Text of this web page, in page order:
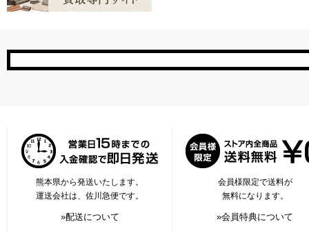
熊本県から発送いたします。
運送会社は、佐川急便です。
»配送について
会員様限定で送料が
無料になります。
»会員特典について